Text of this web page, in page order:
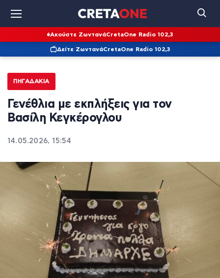
Ακούστε ΖωντανάCretaOne Radio 102,3
Δείτε ΖωντανάCretaOne Radio 102,3
ΠΗΓΑΔΆΚΙΑ
Γενέθλια με εκπλήξεις για τον
Βασίλη Κεγκέρογλου
14.05.2026, 15:54